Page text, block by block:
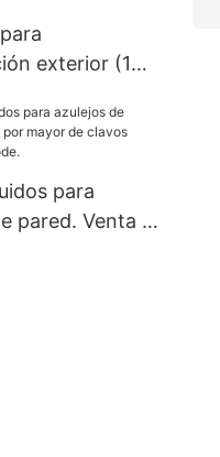
exterior (1
epoxi de
al por
para
pared. Venta al